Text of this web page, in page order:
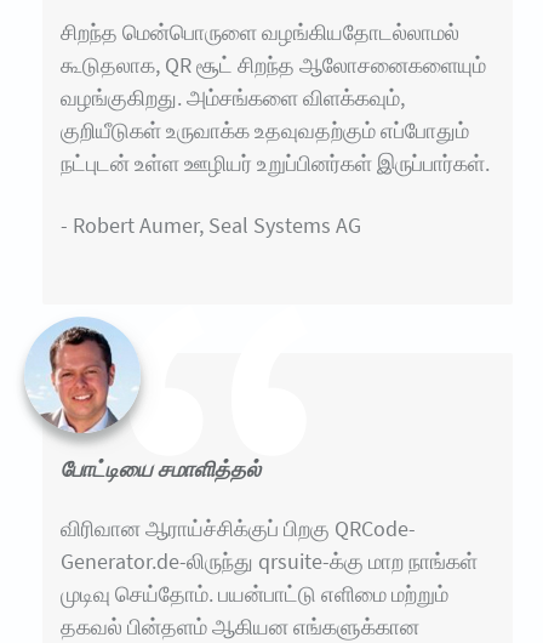
சிறந்த மென்பொருளை வழங்கியதோடல்லாமல்
கூடுதலாக, QR சூட் சிறந்த ஆலோசனைகளையும்
வழங்குகிறது. அம்சங்களை விளக்கவும்,
குறியீடுகள் உருவாக்க உதவுவதற்கும் எப்போதும்
நட்புடன் உள்ள ஊழியர் உறுப்பினர்கள் இருப்பார்கள்.
- Robert Aumer, Seal Systems AG
போட்டியை சமாளித்தல்
விரிவான ஆராய்ச்சிக்குப் பிறகு QRCode-
Generator.de-லிருந்து qrsuite-க்கு மாற நாங்கள்
முடிவு செய்தோம். பயன்பாட்டு எளிமை மற்றும்
தகவல் பின்தளம் ஆகியன எங்களுக்கான